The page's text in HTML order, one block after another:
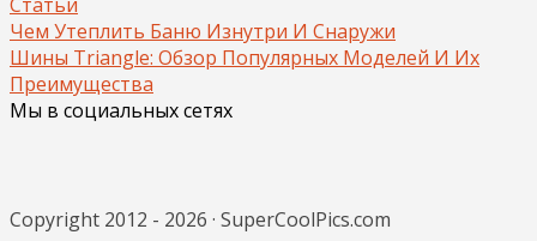
Чем Утеплить Баню Изнутри И Снаружи
Шины Triangle: Обзор Популярных Моделей И Их
Преимущества
Мы в социальных сетях
Copyright 2012 - 2026 · SuperCoolPics.com